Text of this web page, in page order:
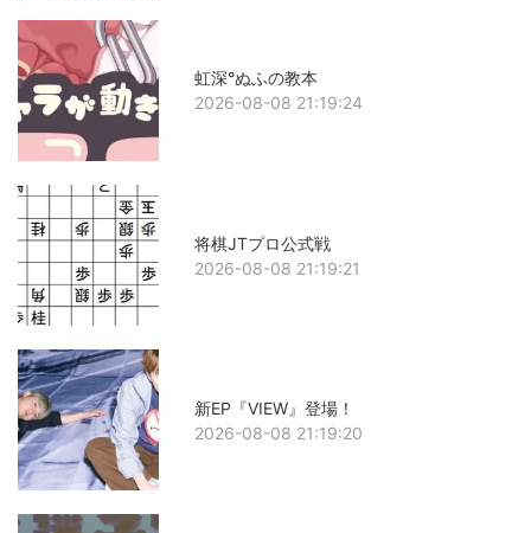
虹深°ぬふの教本
2026-08-08 21:19:24
将棋JTプロ公式戦
2026-08-08 21:19:21
新EP『VIEW』登場！
2026-08-08 21:19:20